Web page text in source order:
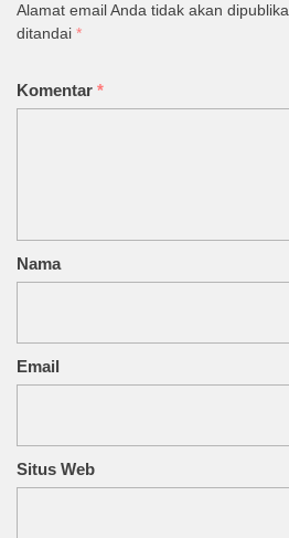
Alamat email Anda tidak akan
ditandai *
Komentar *
Nama
Email
Situs Web